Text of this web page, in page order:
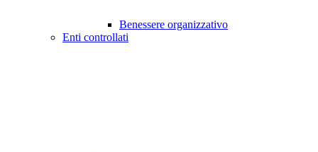
Benessere organizzativo
Enti controllati